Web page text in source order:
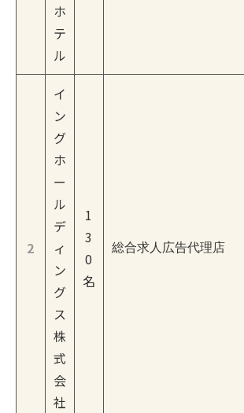
ホ
テ
ル
2
イ
ン
グ
ホ
ー
ル
デ
ィ
ン
グ
ス
株
式
会
社
1
3
0
名
総合求人広告代理店